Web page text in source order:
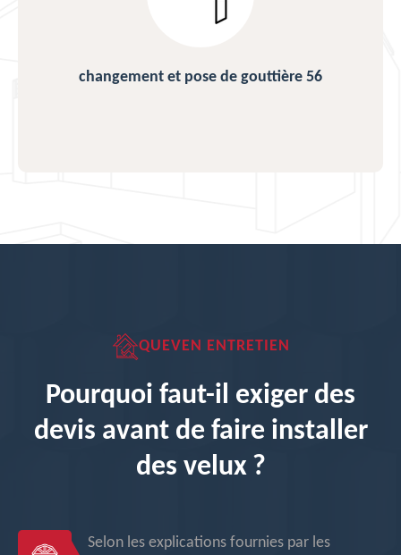
changement et pose de gouttière 56
QUEVEN ENTRETIEN
Pourquoi faut-il exiger des
devis avant de faire installer
des velux ?
Selon les explications fournies par les